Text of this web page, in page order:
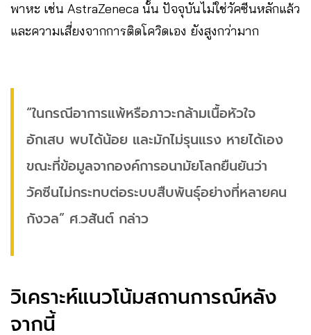
พาหะ เช่น AstraZeneca นั้น ปัจจุบันไม่ใช่วัคซีนหลักแล้ว
และความเสี่ยงจากการติดโควิดเอง ยังสูงกว่ามาก
“ในกรณีอาการแพ้หรือภาวะกล้ามเนื้อหัวใจ
อักเสบ พบได้น้อย และมักไม่รุนแรง หายได้เอง
ขณะที่ข้อมูลจากองค์การอนามัยโลกยืนยันว่า
วัคซีนไม่กระทบต่อระบบสืบพันธุ์อย่างที่หลายคน
กังวล” ศ.วสันต์ กล่าว
วิเคราะห์แนวโน้มสถานการณ์หลัง
จากนี้